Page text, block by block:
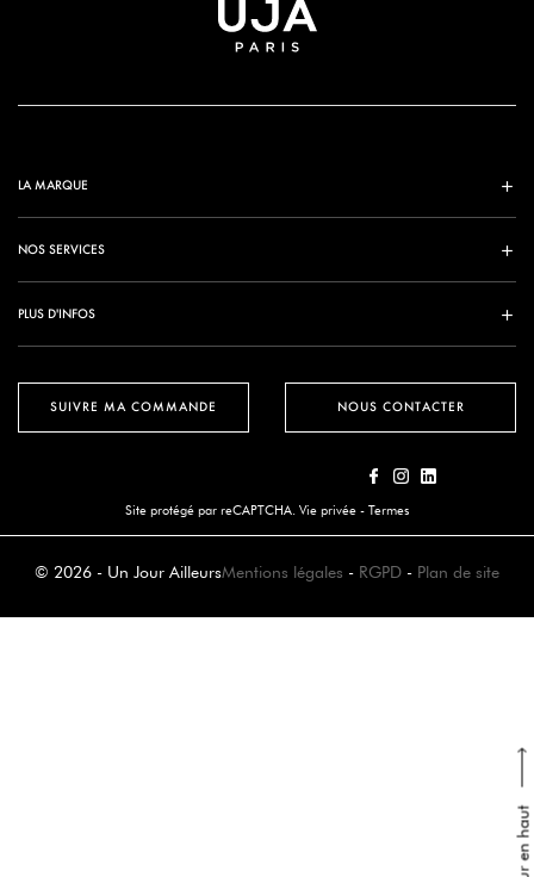
SUIVRE MA COMMANDE
LA MARQUE
NOS SERVICES
PLUS D'INFOS
NOUS CONTACTER
Site protégé par reCAPTCHA. Vie privée - Termes
© 2026 - Un Jour AilleursMentions légales - RGPD - Plan de site